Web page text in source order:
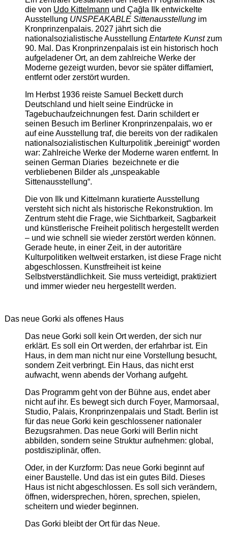
die von Udo Kittelmann und Çağla Ilk entwickelte
Ausstellung UNSPEAKABLE Sittenausstellungim
Kronprinzenpalais. 2027 jährt sich die
nationalsozialistische Ausstellung Entartete Kunstzum
90. Mal. Das Kronprinzenpalais ist ein historisch hoch
aufgeladener Ort, an dem zahlreiche Werke der
Moderne gezeigt wurden, bevor sie später diffamiert,
entfernt oder zerstört wurden.
Im Herbst 1936 reiste Samuel Beckett durch
Deutschland und hielt seine Eindrücke in
Tagebuchaufzeichnungen fest. Darin schildert er
seinen Besuch im Berliner Kronprinzenpalais, wo er
auf eine Ausstellung traf, die bereits von der radikalen
nationalsozialistischen Kulturpolitik „bereinigt“ worden
war: Zahlreiche Werke der Moderne waren entfernt. In
seinen German Diaries bezeichnete er die
verbliebenen Bilder als „unspeakable
Sittenausstellung“.
Die von Ilk und Kittelmann kuratierte Ausstellung
versteht sich nicht als historische Rekonstruktion. Im
Zentrum steht die Frage, wie Sichtbarkeit, Sagbarkeit
und künstlerische Freiheit politisch hergestellt werden
– und wie schnell sie wieder zerstört werden können.
Gerade heute, in einer Zeit, in der autoritäre
Kulturpolitiken weltweit erstarken, ist diese Frage nicht
abgeschlossen. Kunstfreiheit ist keine
Selbstverständlichkeit. Sie muss verteidigt, praktiziert
und immer wieder neu hergestellt werden.
Das neue Gorki als offenes Haus
Das neue Gorki soll kein Ort werden, der sich nur
erklärt. Es soll ein Ort werden, der erfahrbar ist. Ein
Haus, in dem man nicht nur eine Vorstellung besucht,
sondern Zeit verbringt. Ein Haus, das nicht erst
aufwacht, wenn abends der Vorhang aufgeht.
Das Programm geht von der Bühne aus, endet aber
nicht auf ihr. Es bewegt sich durch Foyer, Marmorsaal,
Studio, Palais, Kronprinzenpalais und Stadt. Berlin ist
für das neue Gorki kein geschlossener nationaler
Bezugsrahmen. Das neue Gorki will Berlin nicht
abbilden, sondern seine Struktur aufnehmen: global,
postdisziplinär, offen.
Oder, in der Kurzform: Das neue Gorki beginnt auf
einer Baustelle. Und das ist ein gutes Bild. Dieses
Haus ist nicht abgeschlossen. Es soll sich verändern,
öffnen, widersprechen, hören, sprechen, spielen,
scheitern und wieder beginnen.
Das Gorki bleibt der Ort für das Neue.